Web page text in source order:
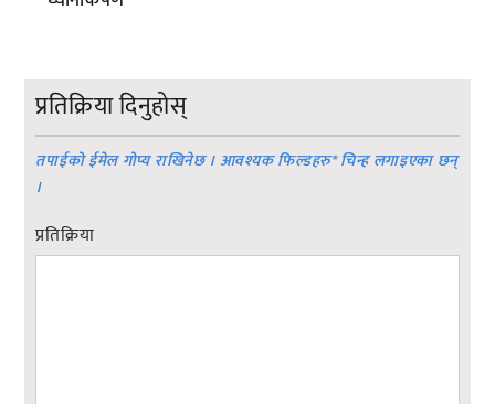
प्रतिक्रिया दिनुहोस्
तपाईको ईमेल गोप्य राखिनेछ । आवश्यक फिल्डहरु*चिन्ह लगाइएका छन्
।
प्रतिक्रिया